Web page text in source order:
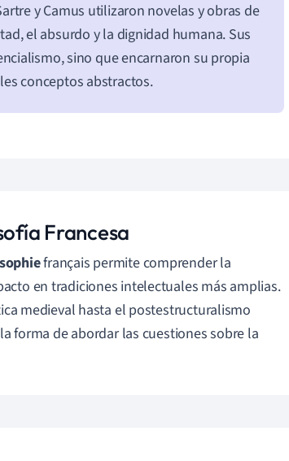
y Camus utilizaron novelas y obras de
el absurdo y la dignidad humana. Sus
sino que encarnaron su propia
conceptos abstractos.
Francesa
français permite comprender la
en tradiciones intelectuales más amplias.
medieval hasta el postestructuralismo
forma de abordar las cuestiones sobre la